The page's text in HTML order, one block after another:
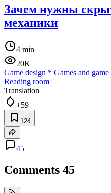
Зачем нужны
механики
4 min
20K
Game design * Games and game
Reading room
Translation
+59
124
45
Comments 45